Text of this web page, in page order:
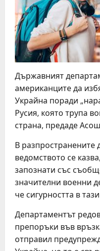
Държавният
американците да
Украйна поради
Русия, която трупа
страна, предаде
В разпространените
ведомството се
запознати със
значителни военни
че сигурността в
Департаментът
препоръки във
отправил